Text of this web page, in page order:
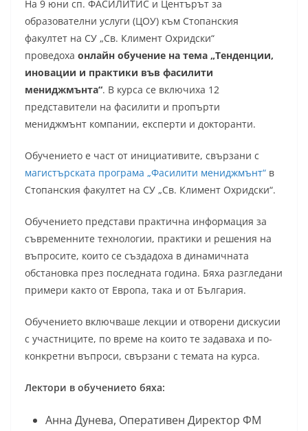
На 9 юни сп. ФАСИЛИТИС и Центърът за
образователни услуги (ЦОУ) към Стопанския
факултет на СУ „Св. Климент Охридски“
проведоха онлайн обучение на тема „Тенденции,
иновации и практики във фасилити
мениджмънта“. В курса се включиха 12
представители на фасилити и пропърти
мениджмънт компании, експерти и докторанти.
Обучението е част от инициативите, свързани с
магистърската програма „Фасилити мениджмънт“ в
Стопанския факултет на СУ „Св. Климент Охридски“.
Обучението представи практична информация за
съвременните технологии, практики и решения на
въпросите, които се създадоха в динамичната
обстановка през последната година. Бяха разгледани
примери както от Европа, така и от България.
Обучението включваше лекции и отворени дискусии
с участниците, по време на които те задаваха и по-
конкретни въпроси, свързани с темата на курса.
Лектори в обучението бяха:
Анна Дунева, Оперативен Директор ФМ